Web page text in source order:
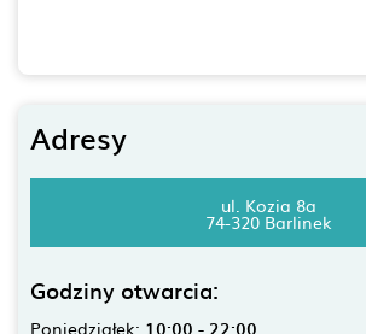
Adresy
ul. Kozia 8a
74-320 Barlinek
Godziny otwarcia:
Poniedziałek: 10:00 - 22:00